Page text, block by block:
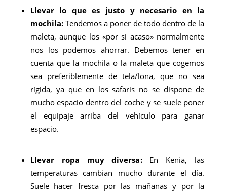
Llevar lo que es justo y necesario en la
mochila: Tendemos a poner de todo dentro de la
maleta, aunque los «por si acaso» normalmente
nos los podemos ahorrar. Debemos tener en
cuenta que la mochila o la maleta que cogemos
sea preferiblemente de tela/lona, ​​que no sea
rígida, ya que en los safaris no se dispone de
mucho espacio dentro del coche y se suele poner
el equipaje arriba del vehículo para ganar
espacio.
Llevar ropa muy diversa: En Kenia, las
temperaturas cambian mucho durante el día.
Suele hacer fresca por las mañanas y por la